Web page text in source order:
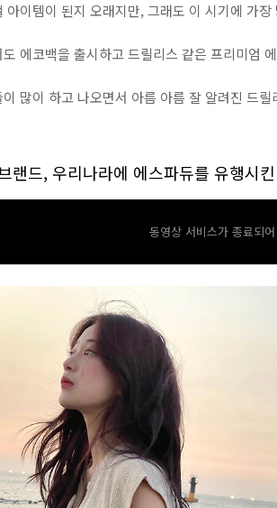
아이템이 된지 오래지만, 그래도 이 시기에 가
에코백을 출시하고 드릴리스 같은 프리미엄
많이 하고 나오면서 아름 아름 잘 알려진 드
랜드, 우리나라에 에스파듀를 유행시
동영상 서비스가 종료되